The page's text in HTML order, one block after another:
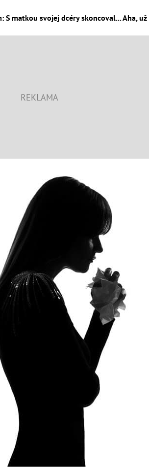
S matkou svojej dcéry skoncoval... Aha,